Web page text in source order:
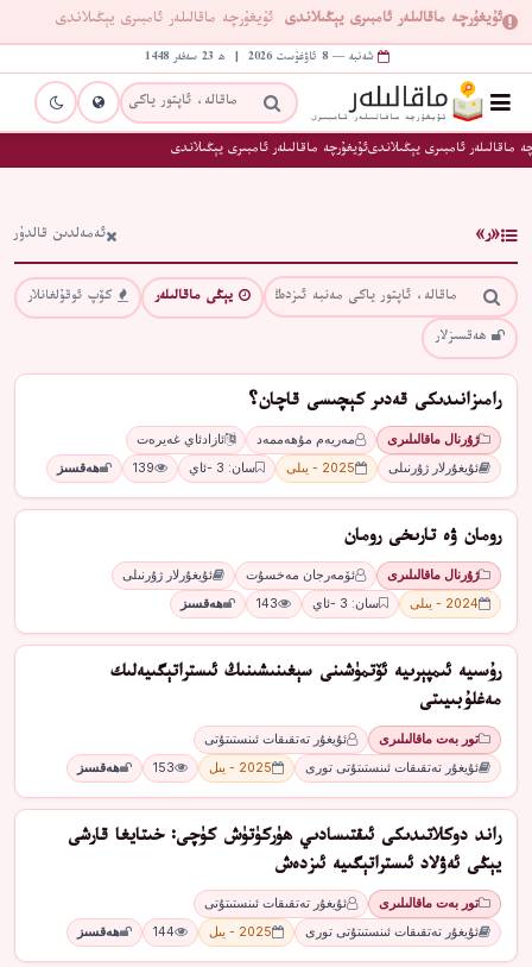
ئۇيغۇرچە ماقالىلەر ئامبىرى يېڭىلاندى ئۇيغۇرچە ماقالىلەر ئامبىرى يېڭىلاندى
شەنبە — 8 ئاۋغۇست 2026 | ھ 23 سەفەر 1448
ماقالىلەر ئامبىرى يېڭىلاندىئۇيغۇرچە ماقالىلەر ئامبىرى يېڭىلاندى
«ر» ئەمەلدىن قالدۇر
يېڭى ماقالىلەر
كۆپ ئوقۇلغانلار
ھەقسىزلار
ﺭﺍﻣﯩﺰﺍﻧﯩﺪﯨﻜﻰ ﻗﻪﺩﯨﺮ ﻛﯧﭽﯩﺴﻰ ﻗﺎﭼﺎﻥ؟
ژۇرنال ماقالىلىرى ﻣﻪﺭﻳﻪﻡ ﻣﯘﮬﻪﻣﻤﻪﺩ
ﺋﺎﺯﺍﺩﺋﺎﻱ ﻏﻪﻳﺮﻩﺕ
ئۇيغۇرلار ژۇرنىلى
2025 - يىلى سان: 3 -ئاي 139 ھەقسىز
ﺭﻭﻣﺎﻥ ﯞﻩ ﺗﺎﺭﯨﺨﻰ ﺭﻭﻣﺎﻥ
ژۇرنال ماقالىلىرى ﺋﯚﻣﻪﺭﺟﺎﻥ ﻣﻪﺧﺴﯘﺕ
ئۇيغۇرلار ژۇرنىلى
2024 - يىلى
سان: 3 -ئاي 143 ھەقسىز
رۇسىيە ئىمپېرىيە ئۆتمۈشىنى سېغىنىشىنىڭ ئىستراتېگىيەلىك
مەغلۇبىيىتى
تور بەت ماقالىلىرى
ئۇيغۇر تەتقىقات ئىنستىتۇتى
ئۇيغۇر تەتقىقات ئىنستىتۇتى تورى
2025 - يىل 153 ھەقسىز
راند دوكلاتىدىكى ئىقتىسادىي ھۈركۈتۈش كۈچى: خىتايغا قارشى
يېڭى ئەۋلاد ئىستراتېگىيە ئىزدەش
تور بەت ماقالىلىرى
ئۇيغۇر تەتقىقات ئىنستىتۇتى
ئۇيغۇر تەتقىقات ئىنستىتۇتى تورى
2025 - يىل 144 ھەقسىز